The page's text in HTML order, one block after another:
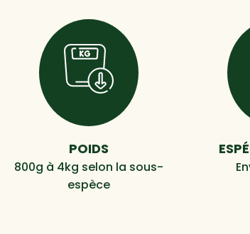
POIDS
800g à 4kg selon la sous-
espèce